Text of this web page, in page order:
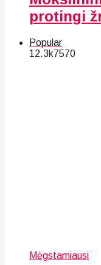
protingi
Popular
12.3k7570
Mėgstamiausi